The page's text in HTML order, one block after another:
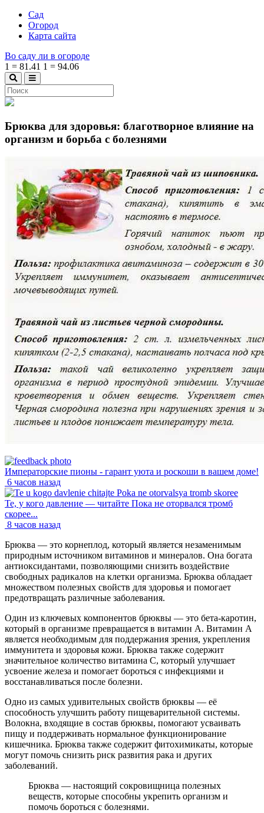
Сад
Огород
Карта сайта
Во саду ли в огороде
1 = 81.41 1 = 94.06
Брюква для здоровья: благотворное влияние на
организм и борьба с болезнями
Императорские пионы - гарант уюта и роскоши в вашем доме!
6 часов назад
Те, у кого давление — читайте Пока не оторвался тромб
скорее...
8 часов назад
Брюква — это корнеплод, который является незаменимым
природным источником витаминов и минералов. Она богата
антиоксидантами, позволяющими снизить воздействие
свободных радикалов на клетки организма. Брюква обладает
множеством полезных свойств для здоровья и помогает
предотвращать различные заболевания.
Один из ключевых компонентов брюквы — это бета-каротин,
который в организме превращается в витамин А. Витамин А
является необходимым для поддержания зрения, укрепления
иммунитета и здоровья кожи. Брюква также содержит
значительное количество витамина C, который улучшает
усвоение железа и помогает бороться с инфекциями и
восстанавливаться после болезни.
Одно из самых удивительных свойств брюквы — её
способность улучшить работу пищеварительной системы.
Волокна, входящие в состав брюквы, помогают усваивать
пищу и поддерживать нормальное функционирование
кишечника. Брюква также содержит фитохимикаты, которые
могут помочь снизить риск развития рака и других
заболеваний.
Брюква — настоящий сокровищница полезных
веществ, которые способны укрепить организм и
помочь бороться с болезнями.